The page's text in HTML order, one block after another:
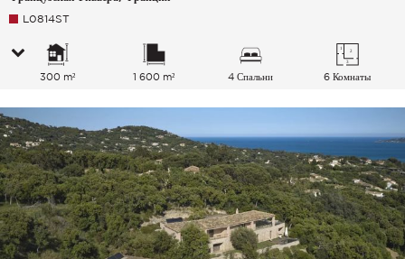
L0814ST
300 m² 1 600 m² 4 Спальни 6 Комнаты